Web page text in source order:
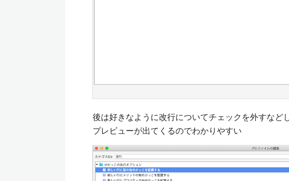
後は好きなように改行についてチェックを外すなど
プレビューが出てくるのでわかりやすい